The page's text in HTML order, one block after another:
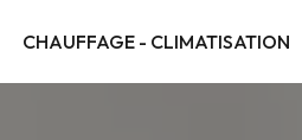
CHAUFFAGE - CLIMATISATION